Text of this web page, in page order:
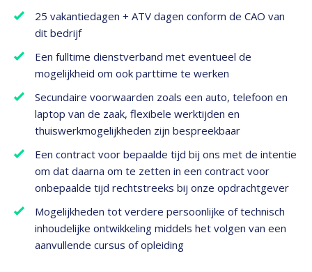
25 vakantiedagen + ATV dagen conform de CAO van
dit bedrijf
Een fulltime dienstverband met eventueel de
mogelijkheid om ook parttime te werken
Secundaire voorwaarden zoals een auto, telefoon en
laptop van de zaak, flexibele werktijden en
thuiswerkmogelijkheden zijn bespreekbaar
Een contract voor bepaalde tijd bij ons met de intentie
om dat daarna om te zetten in een contract voor
onbepaalde tijd rechtstreeks bij onze opdrachtgever
Mogelijkheden tot verdere persoonlijke of technisch
inhoudelijke ontwikkeling middels het volgen van een
aanvullende cursus of opleiding